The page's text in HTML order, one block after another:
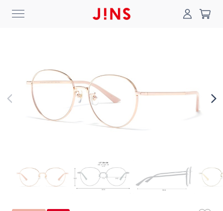
登入/註冊 門市一覽
最新消息
Collection
0